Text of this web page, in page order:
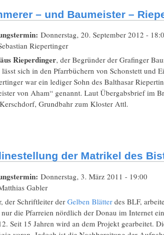
– und Baumeister –
Donnerstag, 20. September 2012 -
Riepertinger
Rieperdinger, der Begründer der Grafinger
sich in den Pfarrbüchern von Schonstett und
war ein lediger Sohn des Balthasar
von Aham“ genannt. Laut Übergabsbrief
Grundbahr zum Kloster Attl.
der Matrikel des
Donnerstag, 3. März 2011 - 19:00
Gabler
der Schriftleiter der Gelben Blätterdes BLF,
die Pfarreien nördlich der Donau im Internet
Seit 15 Jahren wird an dem Projekt gearbeitet.